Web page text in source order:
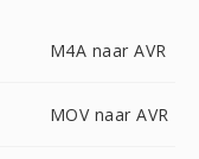
M4A naar AVR
MOV naar AVR